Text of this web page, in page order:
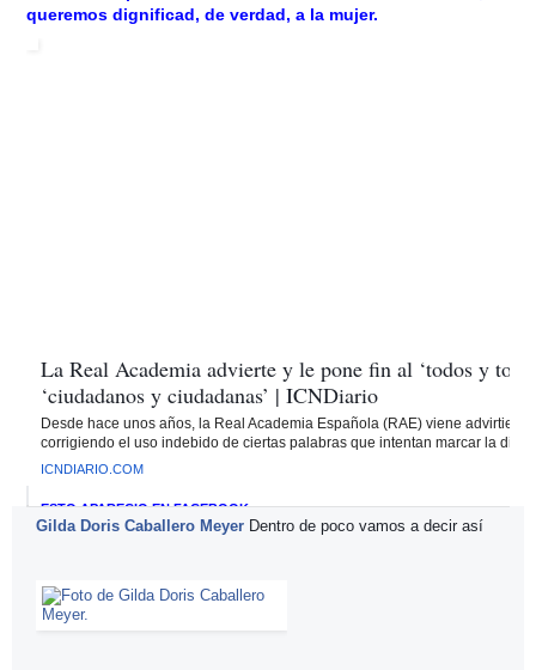
queremos dignificad, de verdad, a la mujer.
La Real Academia advierte y le pone fin al ‘todos y
‘ciudadanos y ciudadanas’ | ICNDiario
Desde hace unos años, la Real Academia Española (RAE) viene
corrigiendo el uso indebido de ciertas palabras que intentan marcar la
ICNDIARIO.COM
ESTO APARECIÓ EN FACEBOOK:
Gilda Doris Caballero Meyer Dentro de poco vamos a decir así